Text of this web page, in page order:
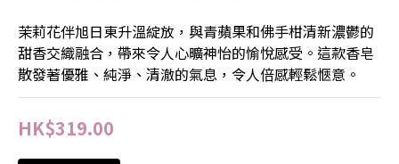
茉莉花伴旭日東升溫綻放，與青蘋果和佛手柑清新濃鬱的
甜香交織融合，帶來令人心曠神怡的愉悅感受。這款香皂
散發著優雅、純淨、清澈的氣息，令人倍感輕鬆愜意。
HK$319.00